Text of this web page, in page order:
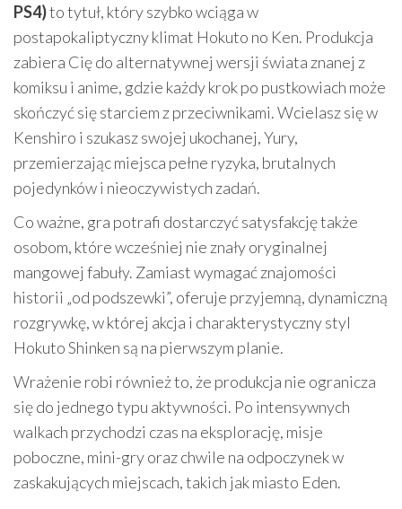
PS4)to tytuł, który szybko wciąga w
postapokaliptyczny klimat Hokuto no Ken. Produkcja
zabiera Cię do alternatywnej wersji świata znanej z
komiksu i anime, gdzie każdy krok po pustkowiach może
skończyć się starciem z przeciwnikami. Wcielasz się w
Kenshiro i szukasz swojej ukochanej, Yury,
przemierzając miejsca pełne ryzyka, brutalnych
pojedynków i nieoczywistych zadań.
Co ważne, gra potrafi dostarczyć satysfakcję także
osobom, które wcześniej nie znały oryginalnej
mangowej fabuły. Zamiast wymagać znajomości
historii „od podszewki”, oferuje przyjemną, dynamiczną
rozgrywkę, w której akcja i charakterystyczny styl
Hokuto Shinken są na pierwszym planie.
Wrażenie robi również to, że produkcja nie ogranicza
się do jednego typu aktywności. Po intensywnych
walkach przychodzi czas na eksplorację, misje
poboczne, mini-gry oraz chwile na odpoczynek w
zaskakujących miejscach, takich jak miasto Eden.